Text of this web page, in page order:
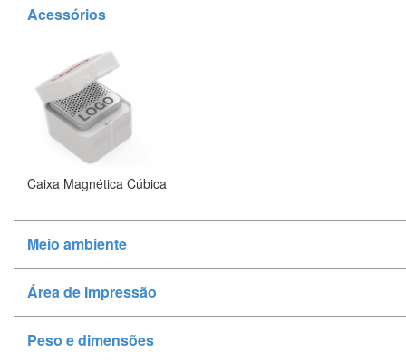
Acessórios
Caixa Magnética Cúbica
Meio ambiente
Área de Impressão
Peso e dimensões